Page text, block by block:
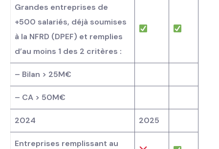
Grandes entreprises de
+500 salariés, déjà soumises
à la NFRD (DPEF) et remplies
d’au moins 1 des 2 critères :
– Bilan > 25M€
– CA > 50M€
2024 2025
Entreprises remplissant au